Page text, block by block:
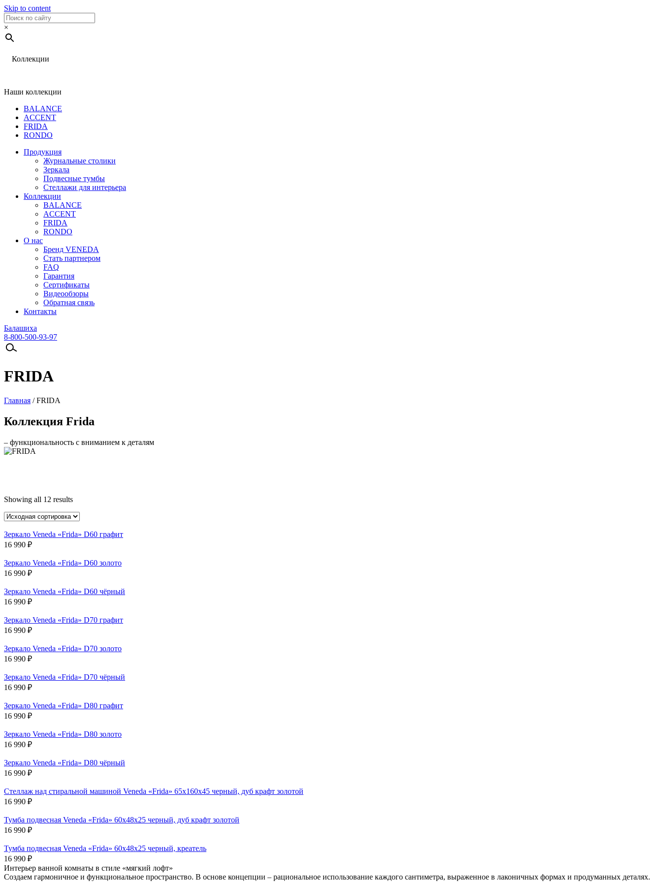
Skip to content
×
Коллекции
Наши коллекции
BALANCE
ACCENT
FRIDA
RONDO
Продукция
Журнальные столики
Зеркала
Подвесные тумбы
Стеллажи для интерьера
Коллекции
BALANCE
ACCENT
FRIDA
RONDO
О нас
Бренд VENEDA
Стать партнером
FAQ
Гарантия
Сертификаты
Видеообзоры
Обратная связь
Контакты
Балашиха
8-800-500-93-97
FRIDA
Главная /FRIDA
Коллекция Frida
– функциональность с вниманием к деталям
Showing all 12 results
Зеркало Veneda «Frida» D60 графит
16 990 ₽
Зеркало Veneda «Frida» D60 золото
16 990 ₽
Зеркало Veneda «Frida» D60 чёрный
16 990 ₽
Зеркало Veneda «Frida» D70 графит
16 990 ₽
Зеркало Veneda «Frida» D70 золото
16 990 ₽
Зеркало Veneda «Frida» D70 чёрный
16 990 ₽
Зеркало Veneda «Frida» D80 графит
16 990 ₽
Зеркало Veneda «Frida» D80 золото
16 990 ₽
Зеркало Veneda «Frida» D80 чёрный
16 990 ₽
Стеллаж над стиральной машиной Veneda «Frida» 65х160х45 черный, дуб крафт золотой
16 990 ₽
Тумба подвесная Veneda «Frida» 60х48х25 черный, дуб крафт золотой
16 990 ₽
Тумба подвесная Veneda «Frida» 60х48х25 черный, креатель
16 990 ₽
Интерьер ванной комнаты в стиле «мягкий лофт»
Создаем гармоничное и функциональное пространство. В основе концепции – рациональное использование каждого сантиметра, выраженное в лаконичных формах и продуманных деталях.